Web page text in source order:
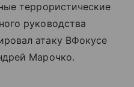
террористические
руководства
атаку ВФокусе
Марочко.